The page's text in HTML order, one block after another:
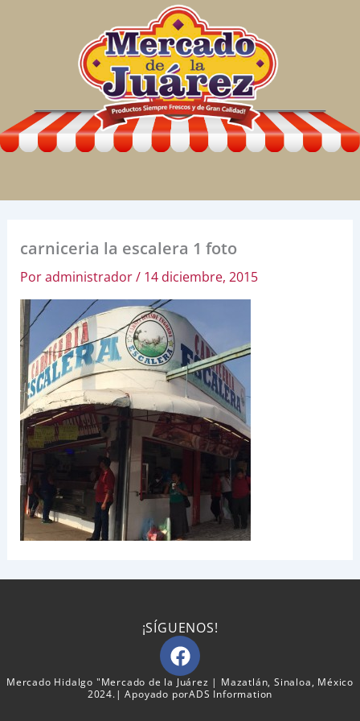
carniceria la escalera 1 foto
Poradministrador/ 14 diciembre, 2015
¡SÍGUENOS!
F
a
c
e
Mercado Hidalgo "Mercado de la Juárez | Mazatlán, Sinaloa, México
2024.| Apoyado porADS Information